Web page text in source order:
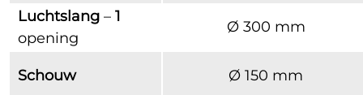
Luchtslang – 1
opening
Ø 300 mm
Schouw Ø 150 mm